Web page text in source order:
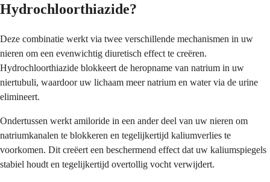
Hydrochloorthiazide?
Deze combinatie werkt via twee verschillende mechanismen in uw
nieren om een evenwichtig diuretisch effect te creëren.
Hydrochloorthiazide blokkeert de heropname van natrium in uw
niertubuli, waardoor uw lichaam meer natrium en water via de urine
elimineert.
Ondertussen werkt amiloride in een ander deel van uw nieren om
natriumkanalen te blokkeren en tegelijkertijd kaliumverlies te
voorkomen. Dit creëert een beschermend effect dat uw kaliumspiegels
stabiel houdt en tegelijkertijd overtollig vocht verwijdert.